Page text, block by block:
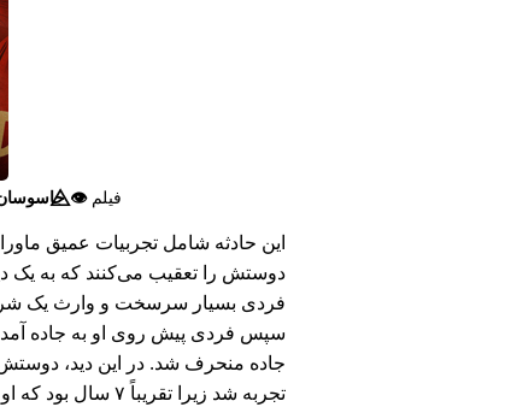
فیلم👁️⃤
این حادثه شامل تجربیات عمیق
دوستش را تعقیب می‌کنند که به یک
فردی بسیار سرسخت و وارث یک
سپس فردی پیش روی او به جاده
جاده منحرف شد. در این دید، دوستش
تجربه شد زیرا تقریباً ۷ سال بود که او را ندیده بود.